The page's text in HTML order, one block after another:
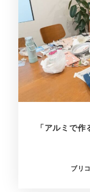
「アルミで
ブリ